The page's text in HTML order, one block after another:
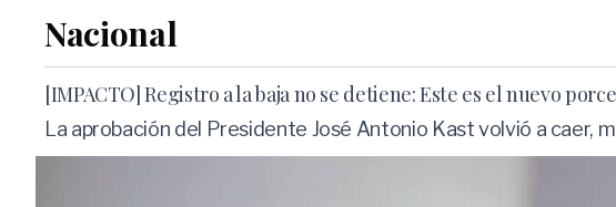
Nacional
[IMPACTO] Registro a la baja no se detiene: Este es el nuevo
La aprobación del Presidente José Antonio Kast volvió a